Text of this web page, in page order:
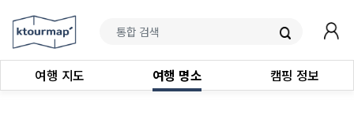
여행 지도 여행 명소 캠핑 정보